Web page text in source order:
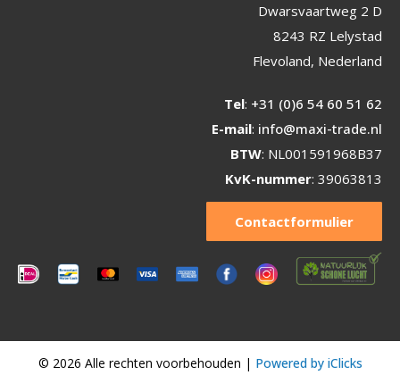
Dwarsvaartweg 2 D
8243 RZ Lelystad
Flevoland, Nederland
Tel: +31 (0)6 54 60 51 62
E-mail: info@maxi-trade.nl
BTW: NL001591968B37
KvK-nummer: 39063813
Contactformulier
© 2026 Alle rechten voorbehouden | Powered by iClicks